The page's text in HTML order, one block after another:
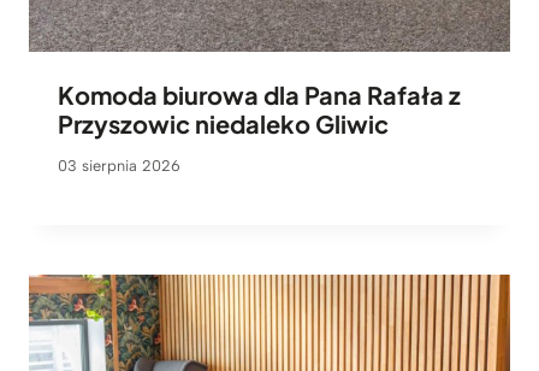
Komoda biurowa dla Pana Rafała z
Przyszowic niedaleko Gliwic
03 sierpnia 2026